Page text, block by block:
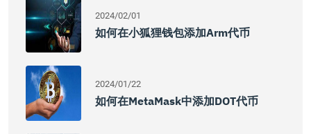
2024/02/01
如何在小狐狸钱包添加Arm代币
2024/01/22
如何在MetaMask中添加DOT代币